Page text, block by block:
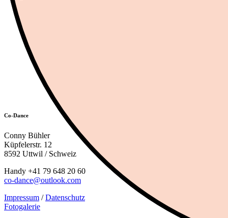
Co-Dance
Conny Bühler
Küpfelerstr. 12
8592 Uttwil / Schweiz
Handy +41 79 648 20 60
co-dance@outlook.com
Impressum /Datenschutz
Fotogalerie